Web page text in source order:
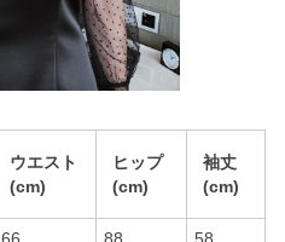
ウエスト
(cm)
ヒップ
(cm)
袖丈
(cm)